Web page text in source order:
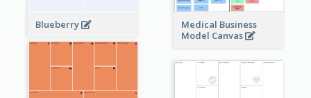
Medical Business
Model Canvas
Blueberry